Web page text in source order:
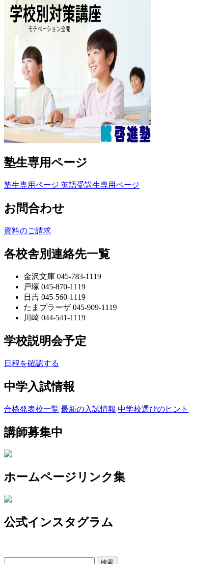
塾生専用ページ
塾生専用ページ 英語受講生専用ページ
お問合わせ
資料のご請求
各校舎別連絡先一覧
金沢文庫 045-783-1119
戸塚 045-870-1119
日吉 045-560-1119
たまプラーザ 045-909-1119
川崎 044-541-1119
学校説明会予定
日程を確認する
中学入試情報
合格発表校一覧 最新の入試情報 中学校選びのヒント
講師募集中
ホームページリンク集
公式インスタグラム